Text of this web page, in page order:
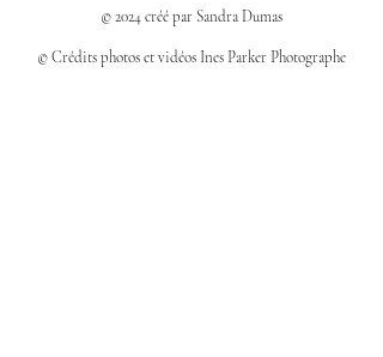
© 2024 créé par Sandra Dumas
© Crédits photos et vidéos Ines Parker Photographe